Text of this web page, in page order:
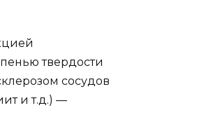
твердости
сосудов
и т.д.) —